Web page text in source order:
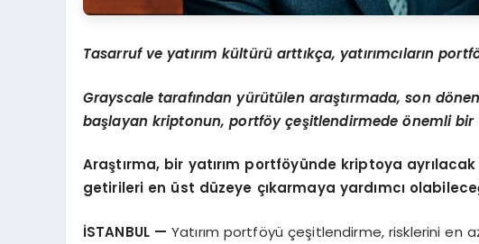
Tasarruf ve yatırım kültürü arttıkça, yatırımcıların portf
Grayscale tarafından yürütülen araştırmada, son dö
başlayan kriptonun, portföy çeşitlendirmedeönemli bir
Araştırma, bir yatırım portföyünde kriptoya ayrılacak
getirileri en üst düzeye çıkarmaya yardımcı
İSTANBUL — Yatırım portföyü çeşitlendirme, risklerini en